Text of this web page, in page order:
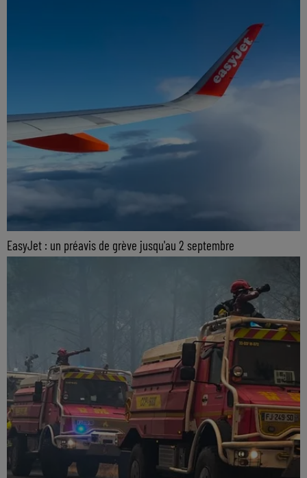
EasyJet : un préavis de grève jusqu'au 2 septembre